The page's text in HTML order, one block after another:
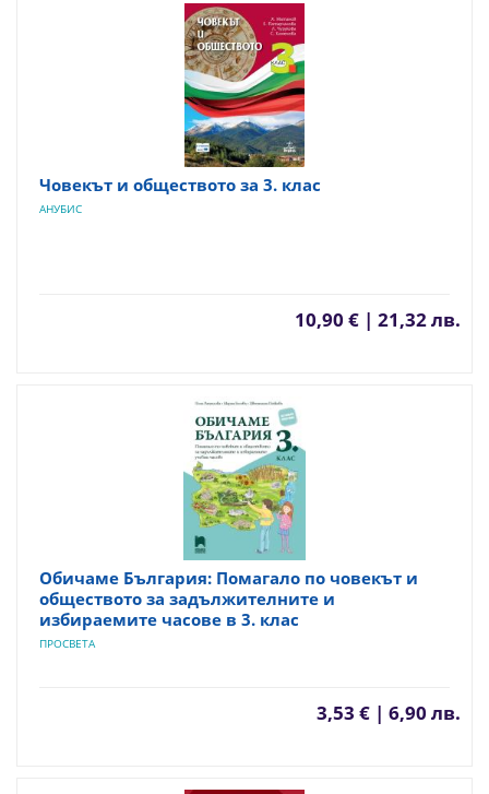
Човекът и обществото за 3. клас
АНУБИС
10,90 € | 21,32 лв.
Обичаме България: Помагало по човекът и
обществото за задължителните и
избираемите часове в 3. клас
ПРОСВЕТА
3,53 € | 6,90 лв.